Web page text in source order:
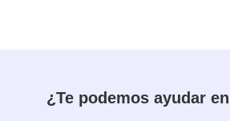
¿Te podemos ayudar